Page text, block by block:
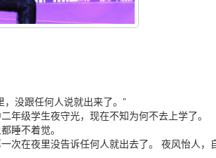
，没跟任何人说就出来了。”
年级学生夜守光，现在不知为何不去上学了。
睡不着觉。
次在夜里没告诉任何人就出去了。 夜风怡人